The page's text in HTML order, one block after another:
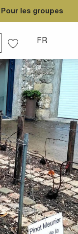
FR
Pour les groupes